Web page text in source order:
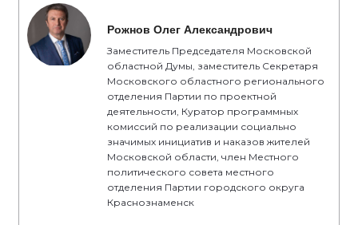
Рожнов Олег Александрович
Заместитель Председателя Московской
областной Думы, заместитель Секретаря
Московского областного регионального
отделения Партии по проектной
деятельности, Куратор программных
комиссий по реализации социально
значимых инициатив и наказов жителей
Московской области, член Местного
политического совета местного
отделения Партии городского округа
Краснознаменск